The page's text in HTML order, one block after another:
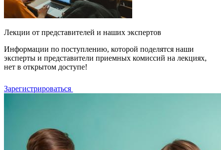
Лекции от представителей и наших экспертов
Информации по поступлению, которой поделятся наши
эксперты и представители приемных комиссий на лекциях,
нет в открытом доступе!
Зарегистрироваться